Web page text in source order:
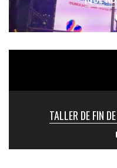
TALLER DE FIN